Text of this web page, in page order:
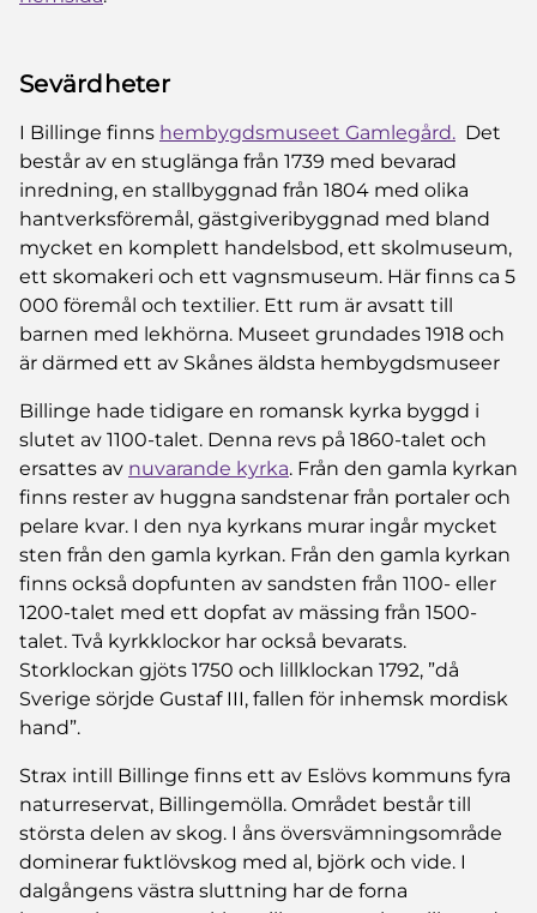
Sevärdheter
I Billinge finns hembygdsmuseet Gamlegård. Det
består av en stuglänga från 1739 med bevarad
inredning, en stallbyggnad från 1804 med olika
hantverksföremål, gästgiveribyggnad med bland
mycket en komplett handelsbod, ett skolmuseum,
ett skomakeri och ett vagnsmuseum. Här finns ca 5
000 föremål och textilier. Ett rum är avsatt till
barnen med lekhörna. Museet grundades 1918 och
är därmed ett av Skånes äldsta hembygdsmuseer
Billinge hade tidigare en romansk kyrka byggd i
slutet av 1100-talet. Denna revs på 1860-talet och
ersattes av nuvarande kyrka. Från den gamla kyrkan
finns rester av huggna sandstenar från portaler och
pelare kvar. I den nya kyrkans murar ingår mycket
sten från den gamla kyrkan. Från den gamla kyrkan
finns också dopfunten av sandsten från 1100- eller
1200-talet med ett dopfat av mässing från 1500-
talet. Två kyrkklockor har också bevarats.
Storklockan gjöts 1750 och lillklockan 1792, ”då
Sverige sörjde Gustaf III, fallen för inhemsk mordisk
hand”.
Strax intill Billinge finns ett av Eslövs kommuns fyra
naturreservat, Billingemölla. Området består till
största delen av skog. I åns översvämningsområde
dominerar fuktlövskog med al, björk och vide. I
dalgångens västra sluttning har de forna